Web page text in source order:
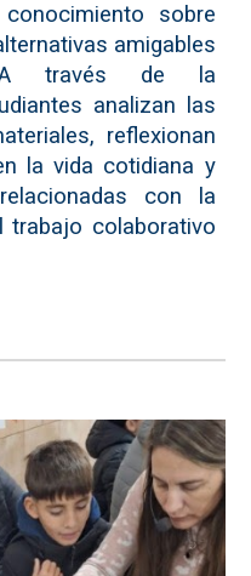
sobre
amigables
través de la
analizan las
reflexionan
la vida cotidiana y
con la
trabajo colaborativo